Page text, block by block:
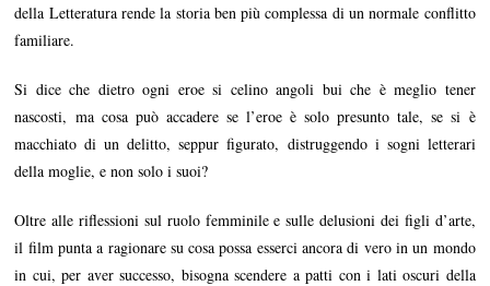
della Letteratura rende la storia ben più complessa di un normale conflitto
familiare.
Si dice che dietro ogni eroe si celino angoli bui che è meglio tener
nascosti, ma cosa può accadere se l’eroe è solo presunto tale, se si è
macchiato di un delitto, seppur figurato, distruggendo i sogni letterari
della moglie, e non solo i suoi?
Oltre alle riflessioni sul ruolo femminile e sulle delusioni dei figli d’arte,
il film punta a ragionare su cosa possa esserci ancora di vero in un mondo
in cui, per aver successo, bisogna scendere a patti con i lati oscuri della